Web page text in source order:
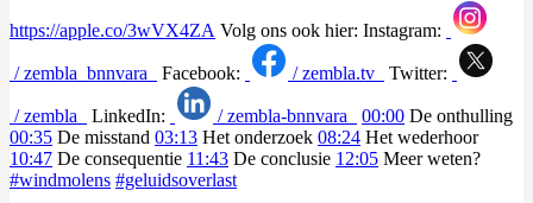
https://apple.co/3wVX4ZA Volg ons ook hier: Instagram:
/ zembla_bnnvara Facebook: / zembla.tv Twitter:
/ zembla LinkedIn: / zembla-bnnvara 00:00 De onthulling
00:35 De misstand 03:13 Het onderzoek 08:24 Het wederhoor
10:47 De consequentie 11:43 De conclusie 12:05 Meer weten?
#windmolens #geluidsoverlast